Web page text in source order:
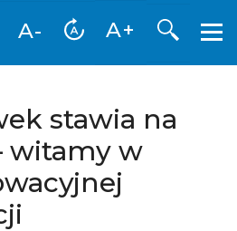
A- A+ Otwórz
stawia na
witamy w